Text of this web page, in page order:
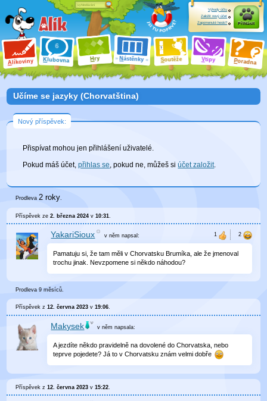
Alíkoviny Klubovna Hry Nástěnky Soutěže Vtipy Poradna
Výhody účtu
Založit nový účet
Zapomenuté heslo?
Přihlásit
Učíme se jazyky (Chorvatština)
Nový příspěvek:
Přispívat mohou jen přihlášení uživatelé.
Pokud máš účet,přihlas se, pokud ne, můžeš siúčet založit.
Prodleva 2 roky
Příspěvek ze2. března 2024 v10:31
YakariSioux v němnapsal:
Pamatuju si, že tam měli v Chorvatsku Brumíka, ale že jmenoval
trochu jinak. Nevzpomene si někdo náhodou?
Prodleva 9 měsíců.
Příspěvek z12. června 2023 v19:06.
Makysek v něm napsala:
A jezdíte někdo pravidelně na dovolené do Chorvatska, nebo
teprve pojedete? Já to v Chorvatsku znám velmi dobře
Příspěvek z12. června 2023 v15:22